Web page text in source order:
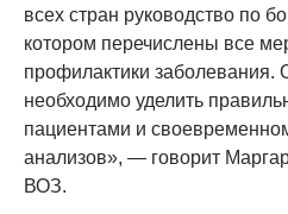
всех стран руководство по
котором перечислены все
профилактики заболевания.
необходимо уделить
пациентами и
анализов», — говорит
ВОЗ.